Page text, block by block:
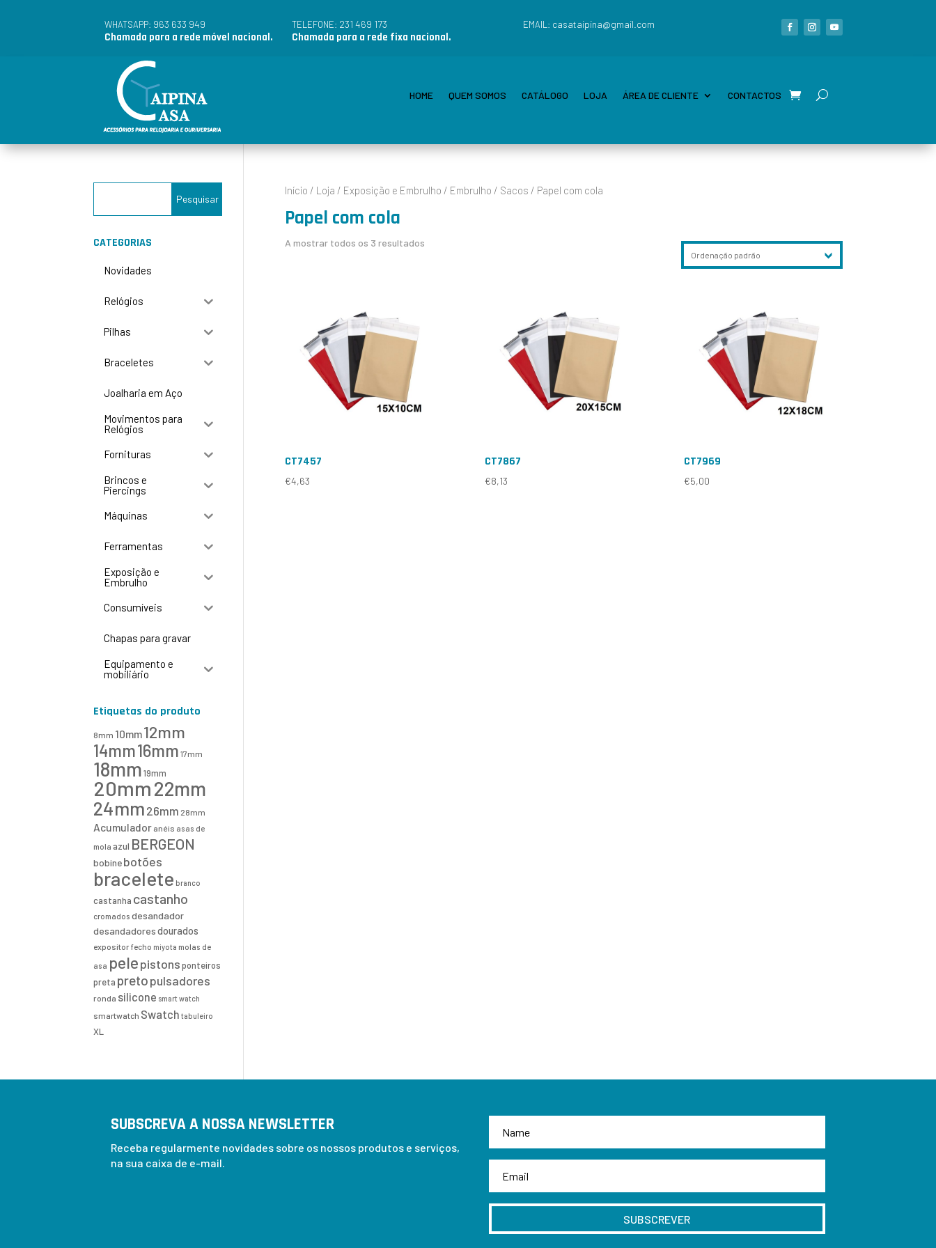
WHATSAPP: 963 633 949
Chamada para a rede móvel nacional.
TELEFONE: 231 469 173
Chamada para a rede fixa nacional.
EMAIL: casataipina@gmail.com
HOME QUEM SOMOS CATÁLOGO LOJA ÁREA DE CLIENTE CONTACTOS
Início / Loja / Exposição e Embrulho / Embrulho / Sacos / Papel com cola
Papel com cola
A mostrar todos os 3 resultados
CT7457
€4,63
CT7867
€8,13
CT7969
€5,00
CATEGORIAS
Novidades
Relógios
Pilhas
Braceletes
Joalharia em Aço
Movimentos para
Relógios
Fornituras
Brincos e
Piercings
Máquinas
Ferramentas
Exposição e
Embrulho
Consumíveis
Chapas para gravar
Equipamento e
mobiliário
Etiquetas do produto
8mm 10mm12mm
14mm16mm 17mm
18mm 19mm
20mm22mm
24mm 26mm 28mm
Acumulador anéis asas de
mola azul BERGEON
bobinebotões
bracelete branco
castanha castanho
cromados desandador
desandadores dourados
expositor fecho miyota molas de
asa pelepistons ponteiros
preta pretopulsadores
ronda silicone smart watch
smartwatch Swatch tabuleiro
XL
SUBSCREVA A NOSSA NEWSLETTER
Receba regularmente novidades sobre os nossos produtos e serviços,
na sua caixa de e-mail.
SUBSCREVER